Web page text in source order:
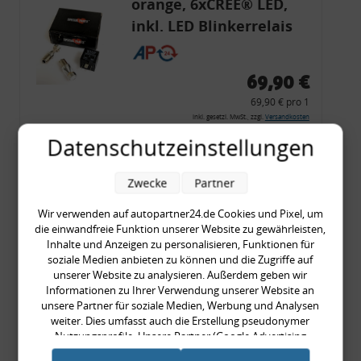
orange, 6xCREE® LED,
inkl. LED Blinkerrelais
CF 14
69,90 €
69,90 € pro 1
inkl. gesetzl. MwSt., zzgl. Versandkosten
Merkzettel
Zum Artikel
Rückleuchtenband mit
Blinker, rot, US-Ecken,
Audi 80 Cabrio, Typ 89,
OE-Nr.: 8G0945225 +
8G0945225C
999,99 €
Datenschutzeinstellungen
Wir verwenden auf autopartner24.de Cookies und Pixel, um
die einwandfreie Funktion unserer Website zu gewährleisten,
Inhalte und Anzeigen zu personalisieren, Funktionen für
soziale Medien anbieten zu können und die Zugriffe auf
unserer Website zu analysieren. Außerdem geben wir
Informationen zu Ihrer Verwendung unserer Website an
unsere Partner für soziale Medien, Werbung und Analysen
weiter. Dies umfasst auch die Erstellung pseudonymer
Nutzungsprofile. Unsere Partner (Google Advertising
Products) führen diese Informationen möglicherweise mit
Zwecke Partner